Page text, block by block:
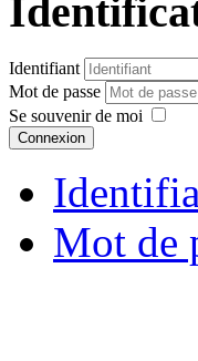
Identifiant
Mot de passe
Se souvenir de moi
Connexion
Mot de